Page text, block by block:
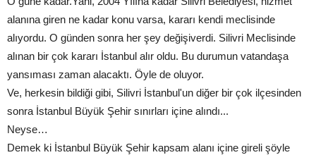
alanına giren ne kadar konu varsa, kararı kendi meclisinde
alıyordu. O günden sonra her şey değişiverdi. Silivri Meclisinde
alınan bir çok kararı İstanbul alır oldu. Bu durumun vatandaşa
yansıması zaman alacaktı. Öyle de oluyor.
Ve, herkesin bildiği gibi, Silivri İstanbul'un diğer bir çok ilçesinden
sonra İstanbul Büyük Şehir sınırları içine alındı...
Neyse…
Demek ki İstanbul Büyük Şehir kapsam alanı içine gireli şöyle